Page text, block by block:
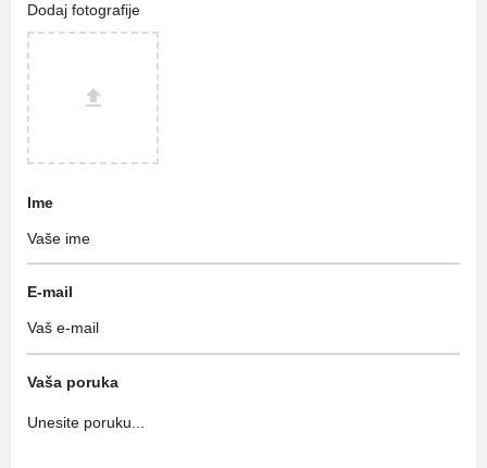
Dodaj fotografije
Ime
E-mail
Vaša poruka